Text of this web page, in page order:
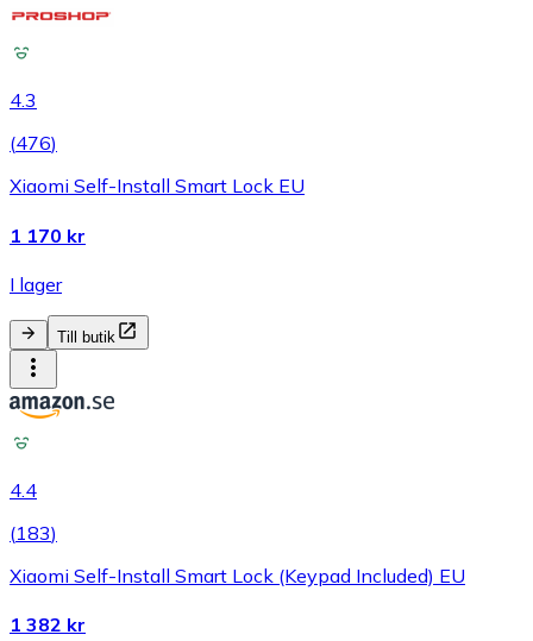
4.3
(476)
Xiaomi Self-Install Smart Lock EU
1 170 kr
I lager
Till butik
4.4
(183)
Xiaomi Self-Install Smart Lock (Keypad Included) EU
1 382 kr